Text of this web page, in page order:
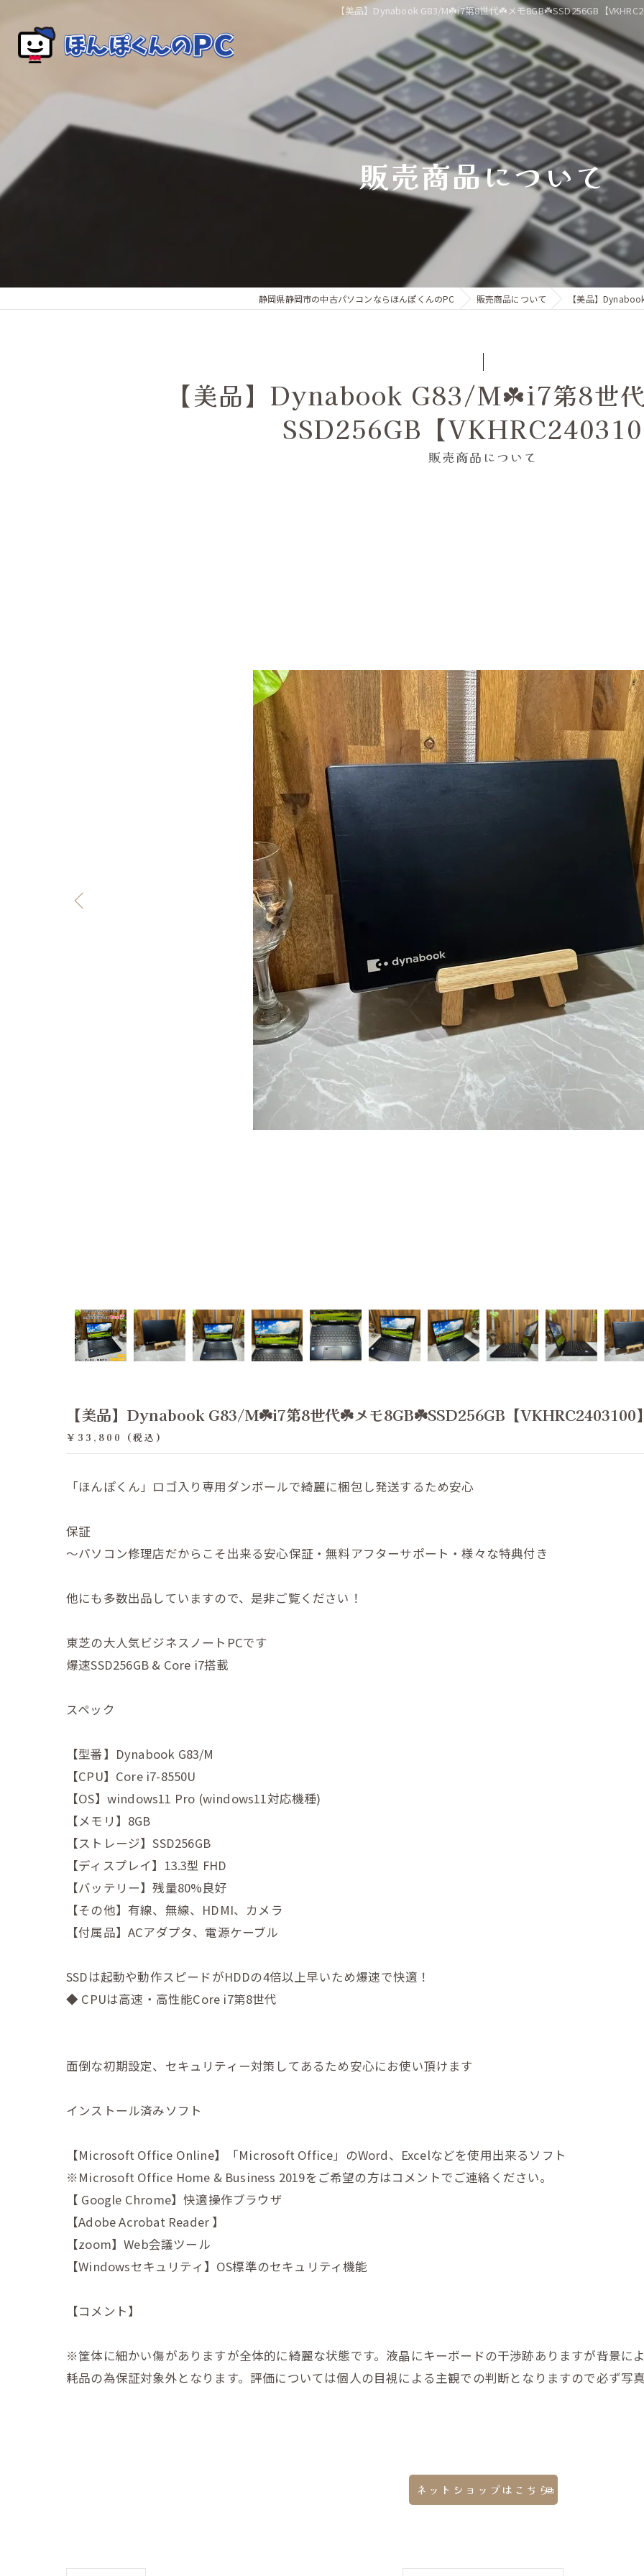
【美品】Dynabook G83/M☘️i7第8世代☘️メモ8GB☘️SSD256GB【
販売商品について
静岡県静岡市の中古パソコンならほんぽくんのPC 販売商品について 【美品】
販売商品について
【美品】Dynabook G83/M☘️i7第8世
SSD256GB【
【美品】Dynabook G83/M☘️i7第8世代☘️メモ8GB☘️SSD256GB【VKHRC2403100
￥33,800 (税込)
「ほんぽくん」ロゴ入り専用ダンボールで綺麗に梱包し発送するため安心
保証
～パソコン修理店だからこそ出来る安心保証・無料アフターサポート・様々な特典付き
他にも多数出品していますので、是非ご覧ください！
東芝の大人気ビジネスノートPCです
爆速SSD256GB & Core i7搭載
スペック
【型番】Dynabook G83/M
【CPU】Core i7-8550U
【OS】windows11 Pro (windows11対応機種)
【メモリ】8GB
【ストレージ】SSD256GB
【ディスプレイ】13.3型 FHD
【バッテリー】残量80%良好
【その他】有線、無線、HDMI、カメラ
【付属品】ACアダプタ、電源ケーブル
SSDは起動や動作スピードがHDDの4倍以上早いため爆速で快適！
◆ CPUは高速・高性能Core i7第8世代
面倒な初期設定、セキュリティー対策してあるため安心にお使い頂けます
インストール済みソフト
【Microsoft Office Online】「Microsoft Office」のWord、Excelなどを使用出来るソフト
※Microsoft Office Home & Business 2019をご希望の方はコメントでご連絡ください。
【 Google Chrome】快適操作ブラウザ
【Adobe Acrobat Reader 】
【zoom】Web会議ツール
【Windowsセキュリティ】OS標準のセキュリティ機能
【コメント】
※筐体に細かい傷がありますが全体的に綺麗な状態です。液晶にキーボードの干渉跡ありますが背景に
耗品の為保証対象外となります。評価については個人の目視による主観での判断となりますので必ず写
ネットショップはこちら